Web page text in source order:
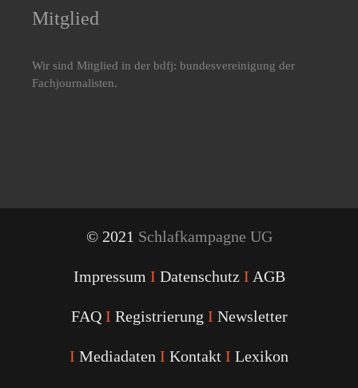
Mitglied
Wir sind Mitglied in der bdfj: bundesvereinigung der
Fachjournalisten.
© 2021 Schlafkampagne UG
Impressum I Datenschutz I AGB
FAQ I Registrierung I Newsletter
I Mediadaten I Kontakt I Lexikon